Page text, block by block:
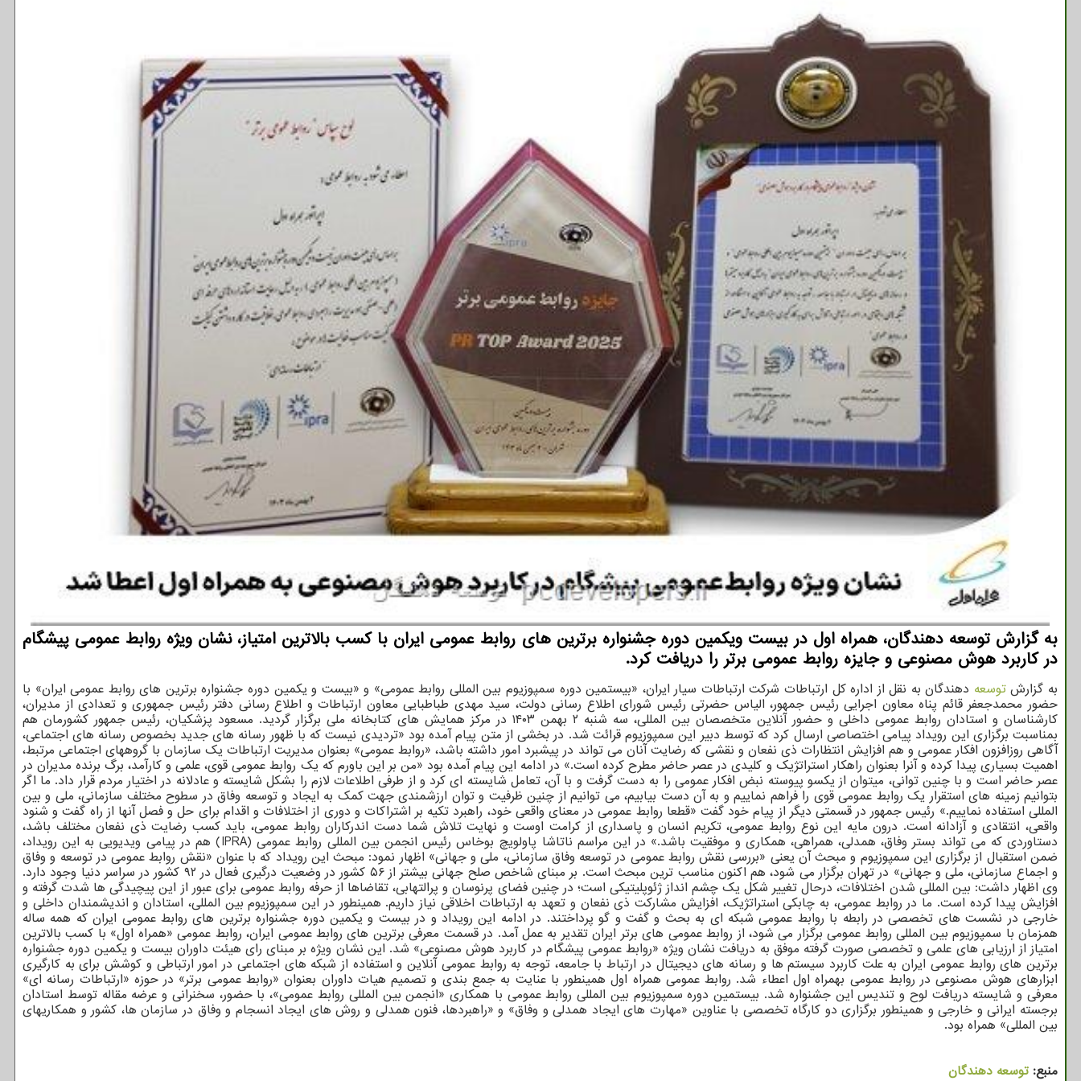
به گزارش توسعه دهندگان، همراه اول در بیست ویکمین دوره جشنواره برترین های روابط عمومی ایران با کسب بالاترین امتیاز، نشان ویژه روابط عمومی پیشگام
در کاربرد هوش مصنوعی و جایزه روابط عمومی برتر را دریافت کرد.
به گزارشتوسعه دهندگان به نقل از اداره کل ارتباطات شرکت ارتباطات سیار ایران، «بیستمین دوره سمپوزیوم بین المللی روابط عمومی» و «بیست و یکمین دوره جشنواره برترین های روابط عمومی ایران» با
حضور محمدجعفر قائم پناه معاون اجرایی رئیس جمهور، الیاس حضرتی رئیس شورای اطلاع رسانی دولت، سید مهدی طباطبایی معاون ارتباطات و اطلاع رسانی دفتر رئیس جمهوری و تعدادی از مدیران،
کارشناسان و استادان روابط عمومی داخلی و حضور آنلاین متخصصان بین المللی، سه شنبه ۲ بهمن ۱۴۰۳ در مرکز همایش های کتابخانه ملی برگزار گردید. مسعود پزشکیان، رئیس جمهور کشورمان هم
بمناسبت برگزاری این رویداد پیامی اختصاصی ارسال کرد که توسط دبیر این سمپوزیوم قرائت شد. در بخشی از متن پیام آمده بود «تردیدی نیست که با ظهور رسانه های جدید بخصوص رسانه های اجتماعی،
آگاهی روزافزون افکار عمومی و هم افزایش انتظارات ذی نفعان و نقشی که رضایت آنان می تواند در پیشبرد امور داشته باشد، «روابط عمومی» بعنوان مدیریت ارتباطات یک سازمان با گروههای اجتماعی مرتبط،
اهمیت بسیاری پیدا کرده و آنرا بعنوان راهکار استراتژیک و کلیدی در عصر حاضر مطرح کرده است.» در ادامه این پیام آمده بود «من بر این باورم که یک روابط عمومی قوی، علمی و کارآمد، برگ برنده مدیران در
عصر حاضر است و با چنین توانی، میتوان از یکسو پیوسته نبض افکار عمومی را به دست گرفت و با آن، تعامل شایسته ای کرد و از طرفی اطلاعات لازم را بشکل شایسته و عادلانه در اختیار مردم قرار داد. ما اگر
بتوانیم زمینه های استقرار یک روابط عمومی قوی را فراهم نماییم و به آن دست بیابیم، می توانیم از چنین ظرفیت و توان ارزشمندی جهت کمک به ایجاد و توسعه وفاق در سطوح مختلف سازمانی، ملی و بین
المللی استفاده نماییم.» رئیس جمهور در قسمتی دیگر از پیام خود گفت «قطعا روابط عمومی در معنای واقعی خود، راهبرد تکیه بر اشتراکات و دوری از اختلافات و اقدام برای حل و فصل آنها از راه گفت و شنود
واقعی، انتقادی و آزادانه است. درون مایه این نوع روابط عمومی، تکریم انسان و پاسداری از کرامت اوست و نهایت تلاش شما دست اندرکاران روابط عمومی، باید کسب رضایت ذی نفعان مختلف باشد،
دستاوردی که می تواند بستر وفاق، همدلی، همراهی، همکاری و موفقیت باشد.» در این مراسم ناتاشا پاولویچ بوخاس رئیس انجمن بین المللی روابط عمومی (IPRA) هم در پیامی ویدیویی به این رویداد،
ضمن استقبال از برگزاری این سمپوزیوم و مبحث آن یعنی «بررسی نقش روابط عمومی در توسعه وفاق سازمانی، ملی و جهانی» اظهار نمود: مبحث این رویداد که با عنوان «نقش روابط عمومی در توسعه و وفاق
و اجماع سازمانی، ملی و جهانی» در تهران برگزار می شود، هم اکنون مناسب ترین مبحث است. بر مبنای شاخص صلح جهانی بیشتر از ۵۶ کشور در وضعیت درگیری فعال در ۹۲ کشور در سراسر دنیا وجود دارد.
وی اظهار داشت: بین المللی شدن اختلافات، درحال تغییر شکل یک چشم انداز ژئوپلیتیکی است؛ در چنین فضای پرنوسان و پرالتهابی، تقاضاها از حرفه روابط عمومی برای عبور از این پیچیدگی ها شدت گرفته و
افزایش پیدا کرده است. ما در روابط عمومی، به چابکی استراتژیک، افزایش مشارکت ذی نفعان و تعهد به ارتباطات اخلاقی نیاز داریم. همینطور در این سمپوزیوم بین المللی، استادان و اندیشمندان داخلی و
خارجی در نشست های تخصصی در رابطه با روابط عمومی شبکه ای به بحث و گفت و گو پرداختند. در ادامه این رویداد و در بیست و یکمین دوره جشنواره برترین های روابط عمومی ایران که همه ساله
همزمان با سمپوزیوم بین المللی روابط عمومی برگزار می شود، از روابط عمومی های برتر ایران تقدیر به عمل آمد. در قسمت معرفی برترین های روابط عمومی ایران، روابط عمومی «همراه اول» با کسب بالاترین
امتیاز از ارزیابی های علمی و تخصصی صورت گرفته موفق به دریافت نشان ویژه «روابط عمومی پیشگام در کاربرد هوش مصنوعی» شد. این نشان ویژه بر مبنای رای هیئت داوران بیست و یکمین دوره جشنواره
برترین های روابط عمومی ایران به علت کاربرد سیستم ها و رسانه های دیجیتال در ارتباط با جامعه، توجه به روابط عمومی آنلاین و استفاده از شبکه های اجتماعی در امور ارتباطی و کوشش برای به کارگیری
ابزارهای هوش مصنوعی در روابط عمومی بهمراه اول اعطاء شد. روابط عمومی همراه اول همینطور با عنایت به جمع بندی و تصمیم هیات داوران بعنوان «روابط عمومی برتر» در حوزه «ارتباطات رسانه ای»
معرفی و شایسته دریافت لوح و تندیس این جشنواره شد. بیستمین دوره سمپوزیوم بین المللی روابط عمومی با همکاری «انجمن بین المللی روابط عمومی»، با حضور، سخنرانی و عرضه مقاله توسط استادان
برجسته ایرانی و خارجی و همینطور برگزاری دو کارگاه تخصصی با عناوین «مهارت های ایجاد همدلی و وفاق» و «راهبردها، فنون همدلی و روش های ایجاد انسجام و وفاق در سازمان ها، کشور و همکاریهای
بین المللی» همراه بود.
منبع: توسعه دهندگان